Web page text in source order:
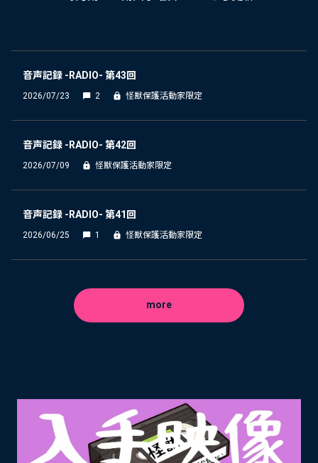
音声記録 -RADIO- 第43回
2026/07/23 2 怪獣保護活動家限定
音声記録 -RADIO- 第42回
2026/07/09 怪獣保護活動家限定
音声記録 -RADIO- 第41回
2026/06/25 1 怪獣保護活動家限定
more